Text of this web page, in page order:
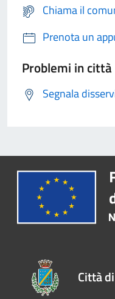
Chiama il
Prenota un
Problemi in città
Segnala
Città